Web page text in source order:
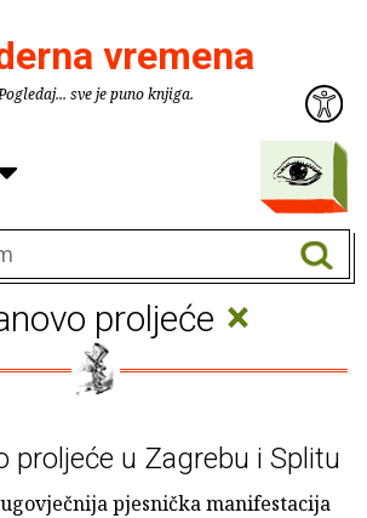
vremena
sve je puno knjiga.
proljeće ×
proljeće u Zagrebu i Splitu
pjesnička manifestacija